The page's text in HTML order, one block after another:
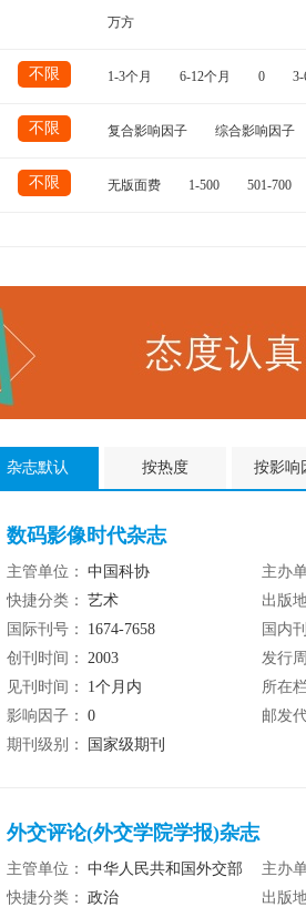
万方
不限 1-3个月 6-12个月 0 3-
不限 复合影响因子 综合影响因子
不限 无版面费 1-500 501-700
杂志默认 按热度 按影响
数码影像时代杂志
主管单位： 中国科协 主办
快捷分类： 艺术 出版
国际刊号：
1674-7658 国内
创刊时间： 2003 发行
见刊时间：
1个月内 所在
影响因子： 0 邮发
期刊级别：
国家级期刊
外交评论(外交学院学报)杂志
主管单位： 中华人民共和国外交部 主办
快捷分类： 政治 出版